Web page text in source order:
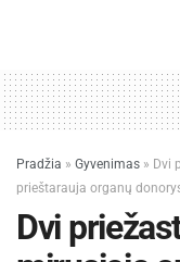
Pradžia » Gyvenimas » Dvi
prieštarauja organų
Dvi